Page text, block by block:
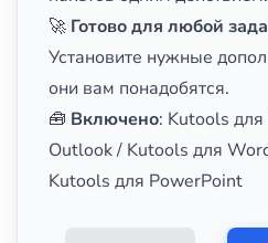
🚀 Готово для любой
Установите нужные
они вам понадобятся.
🧰 Включено: Kutools
Outlook / Kutools для
Kutools для PowerPoint